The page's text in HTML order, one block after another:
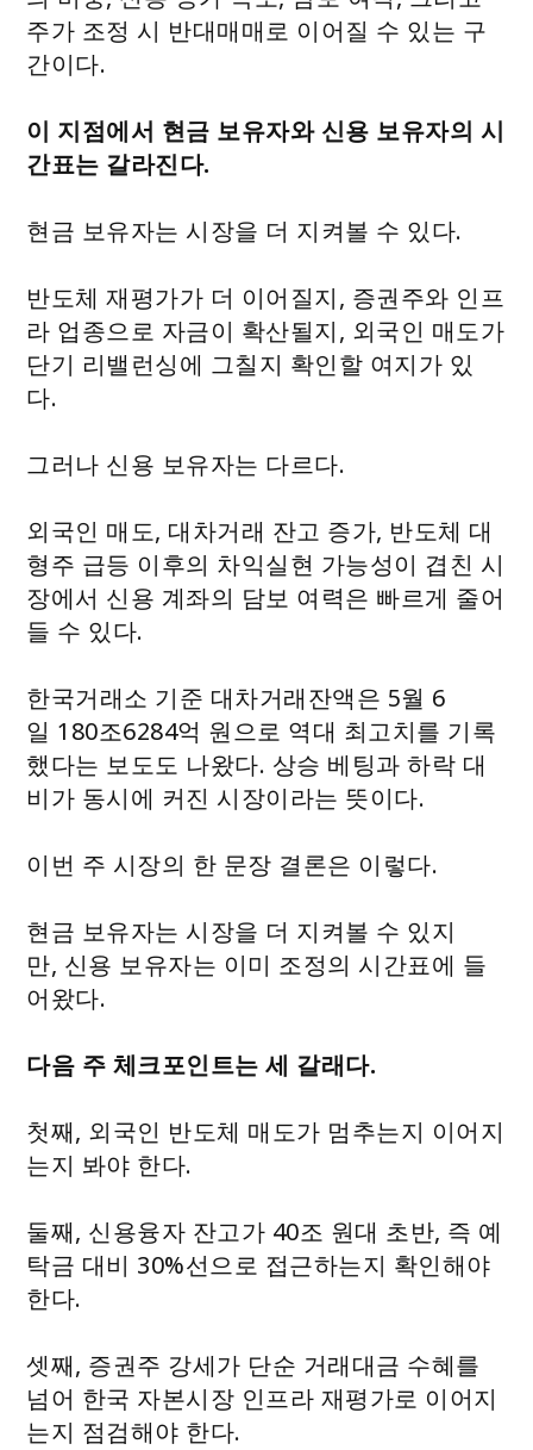
주가 조정 시 반대매매로 이어질 수 있는 구
간이다.
이 지점에서 현금 보유자와 신용 보유자의 시
간표는 갈라진다.
현금 보유자는 시장을 더 지켜볼 수 있다.
반도체 재평가가 더 이어질지, 증권주와 인프
라 업종으로 자금이 확산될지, 외국인 매도가
단기 리밸런싱에 그칠지 확인할 여지가 있
다.
그러나 신용 보유자는 다르다.
외국인 매도, 대차거래 잔고 증가, 반도체 대
형주 급등 이후의 차익실현 가능성이 겹친 시
장에서 신용 계좌의 담보 여력은 빠르게 줄어
들 수 있다.
한국거래소 기준 대차거래잔액은 5월 6
일 180조6284억 원으로 역대 최고치를 기록
했다는 보도도 나왔다. 상승 베팅과 하락 대
비가 동시에 커진 시장이라는 뜻이다.
이번 주 시장의 한 문장 결론은 이렇다.
현금 보유자는 시장을 더 지켜볼 수 있지
만, 신용 보유자는 이미 조정의 시간표에 들
어왔다.
다음 주 체크포인트는 세 갈래다.
첫째, 외국인 반도체 매도가 멈추는지 이어지
는지 봐야 한다.
둘째, 신용융자 잔고가 40조 원대 초반, 즉 예
탁금 대비 30%선으로 접근하는지 확인해야
한다.
셋째, 증권주 강세가 단순 거래대금 수혜를
넘어 한국 자본시장 인프라 재평가로 이어지
는지 점검해야 한다.